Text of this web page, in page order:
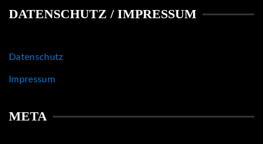
DATENSCHUTZ / IMPRESSUM
Datenschutz
Impressum
META